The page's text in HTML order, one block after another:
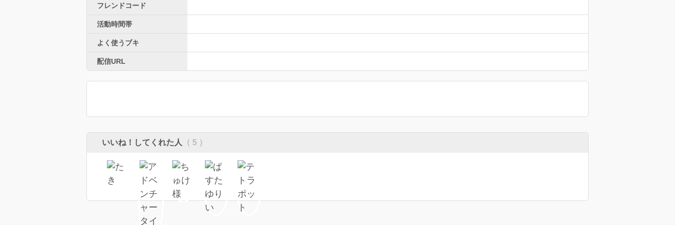
フレンドコード
活動時間帯
よく使うブキ
配信URL
いいね！してくれた人 （ 5 ）